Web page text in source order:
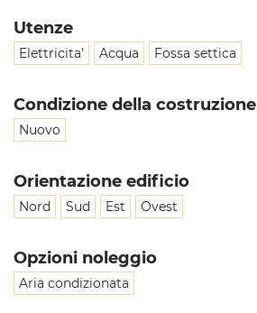
Utenze
Elettricita' Acqua Fossa settica
Condizione della costruzione
Nuovo
Orientazione edificio
Nord Sud Est Ovest
Opzioni noleggio
Aria condizionata